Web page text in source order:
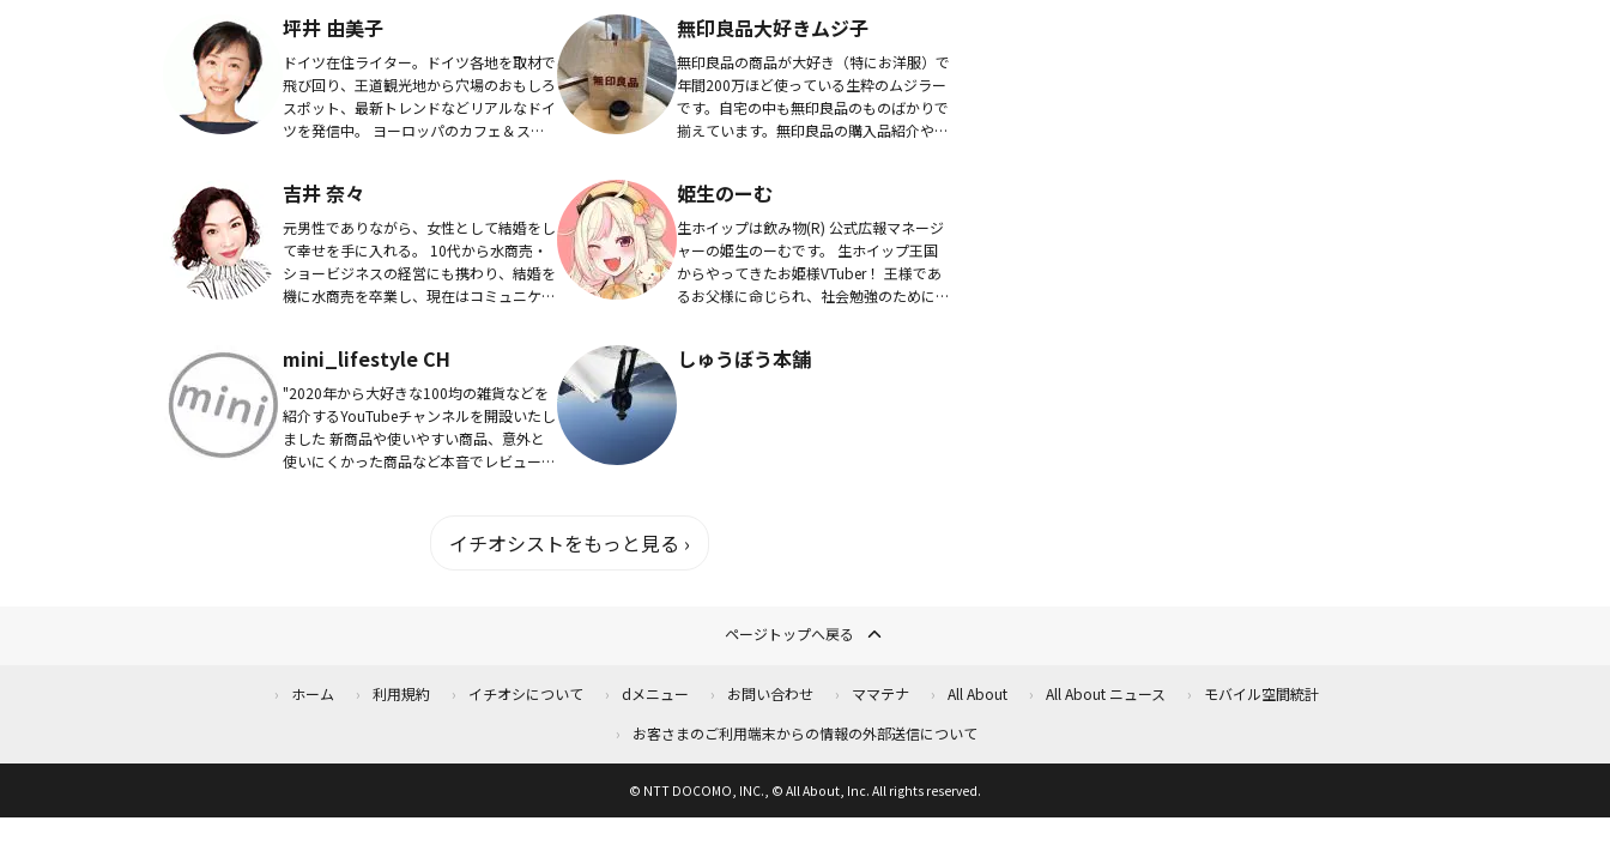
坪井 由美子
ドイツ在住ライター。ドイツ各地を取材で
飛び回り、王道観光地から穴場のおもしろ
スポット、最新トレンドなどリアルなドイ
ツを発信中。 ヨーロッパのカフェ＆スイ
無印良品大好きムジ子
無印良品の商品が大好き（特にお洋服）で
年間200万ほど使っている生粋のムジラー
です。自宅の中も無印良品のものばかりで
揃えています。無印良品の購入品紹介やオ
吉井 奈々
元男性でありながら、女性として結婚をし
て幸せを手に入れる。 10代から水商売・
ショービジネスの経営にも携わり、結婚を
機に水商売を卒業し、現在はコミュニケー
鞭をと...
姫生のーむ
生ホイップは飲み物(R) 公式広報マネージ
ャーの姫生のーむです。 生ホイップ王国
からやってきたお姫様VTuber！ 王様であ
るお父様に命じられ、社会勉強のためにこ
mini_lifestyle CH
"2020年から大好きな100均の雑貨などを
紹介するYouTubeチャンネルを開設いたし
ました 新商品や使いやすい商品、意外と
使いにくかった商品など本音でレビューし
しゅうぼう本舗
イチオシストをもっと見る ›
ページトップへ戻る
ホーム 利用規約 イチオシについて dメニュー お問い合わせ ママテナ All About All About ニュース
モバイル空間統計
お客さまのご利用端末からの情報の外部送信について
© NTT DOCOMO, INC., © All About, Inc. All rights reserved.